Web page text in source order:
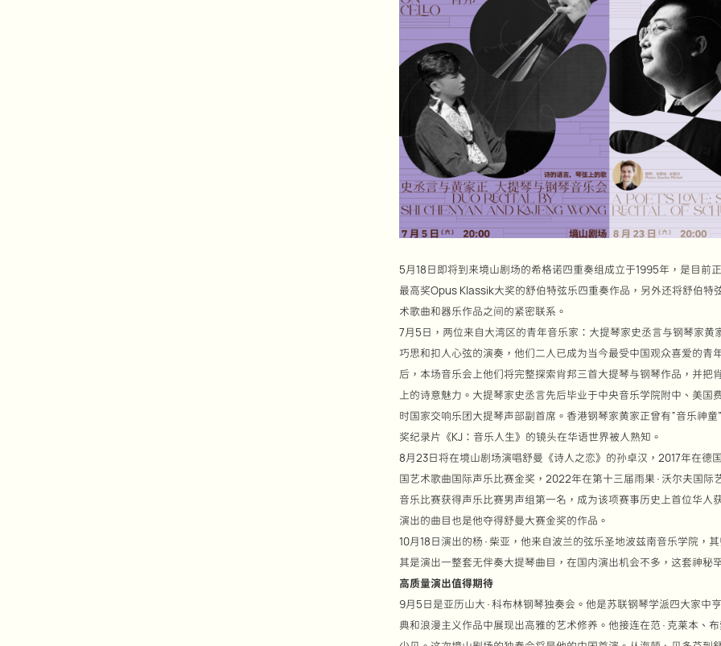
5月18日即将到来境山剧场的希格诺四重奏组成立于1995年，是目
最高奖Opus Klassik大奖的舒伯特弦乐四重奏作品，另外还将舒伯
术歌曲和器乐作品之间的紧密联系。
7月5日，两位来自大湾区的青年音乐家：大提琴家史丞言与钢琴家
巧思和扣人心弦的演奏，他们二人已成为当今最受中国观众喜爱的
后，本场音乐会上他们将完整探索肖邦三首大提琴与钢琴作品，并
上的诗意魅力。大提琴家史丞言先后毕业于中央音乐学院附中、美
时国家交响乐团大提琴声部副首席。香港钢琴家黄家正曾有“音乐神
奖纪录片《KJ：音乐人生》的镜头在华语世界被人熟知。
8月23日将在境山剧场演唱舒曼《诗人之恋》的孙卓汉，2017年在
国艺术歌曲国际声乐比赛金奖，2022年在第十三届雨果·沃尔夫国
音乐比赛获得声乐比赛男声组第一名，成为该项赛事历史上首位华
演出的曲目也是他夺得舒曼大赛金奖的作品。
10月18日演出的杨·柴亚，他来自波兰的弦乐圣地波兹南音乐学院，
其是演出一整套无伴奏大提琴曲目，在国内演出机会不多，这套神秘
高质量演出值得期待
9月5日是亚历山大·科布林钢琴独奏会。他是苏联钢琴学派四大家中
典和浪漫主义作品中展现出高雅的艺术修养。他接连在范·克莱本、